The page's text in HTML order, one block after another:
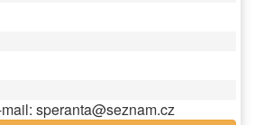
speranta@seznam.cz